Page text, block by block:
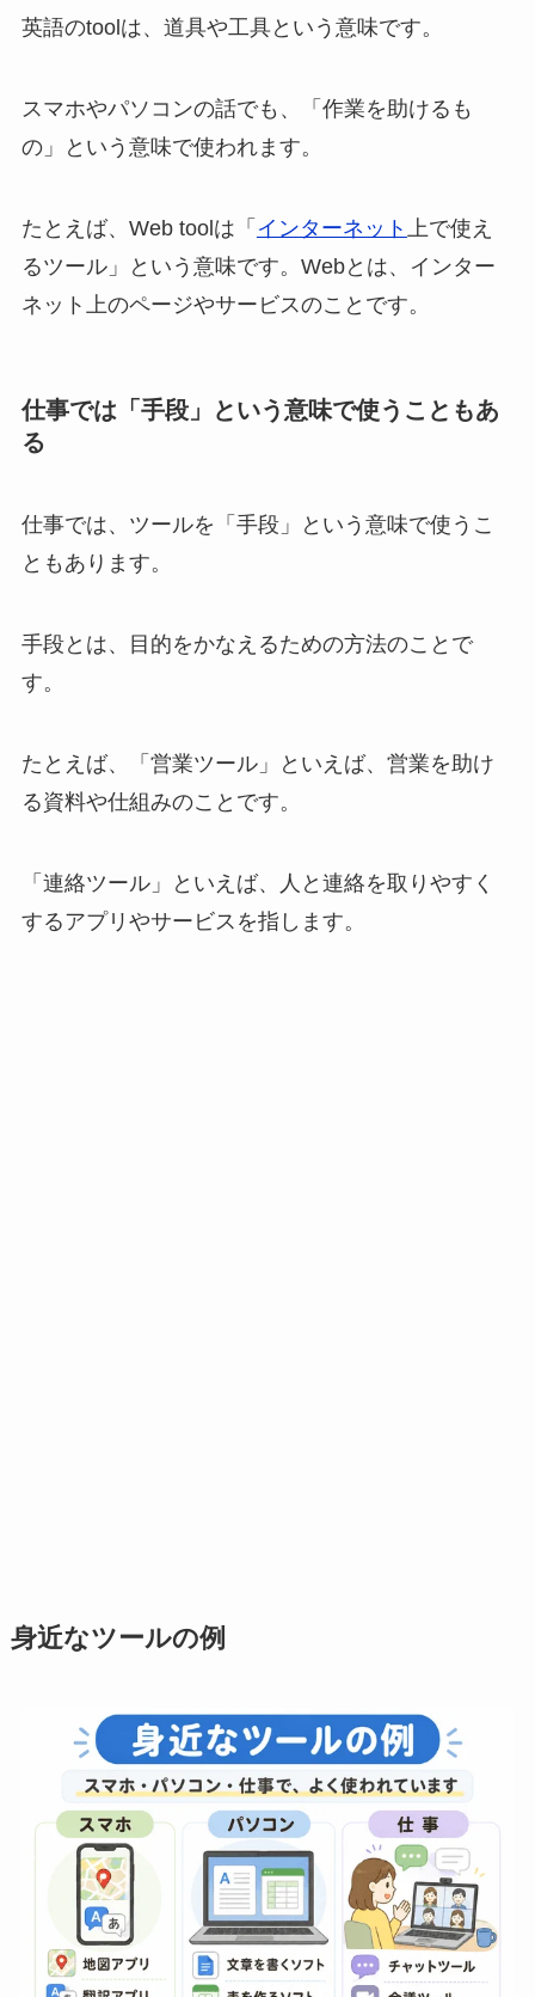
英語のtoolは、道具や工具という意味です。
スマホやパソコンの話でも、「作業を助けるも
の」という意味で使われます。
たとえば、Web toolは「 インターネット
上で使え
るツール」という意味です。Webとは、インター
ネット上のページやサービスのことです。
仕事では「手段」という意味で使うこともあ
る
仕事では、ツールを「手段」という意味で使うこ
ともあります。
手段とは、目的をかなえるための方法のことで
す。
たとえば、「営業ツール」といえば、営業を助け
る資料や仕組みのことです。
「連絡ツール」といえば、人と連絡を取りやすく
するアプリやサービスを指します。
身近なツールの例